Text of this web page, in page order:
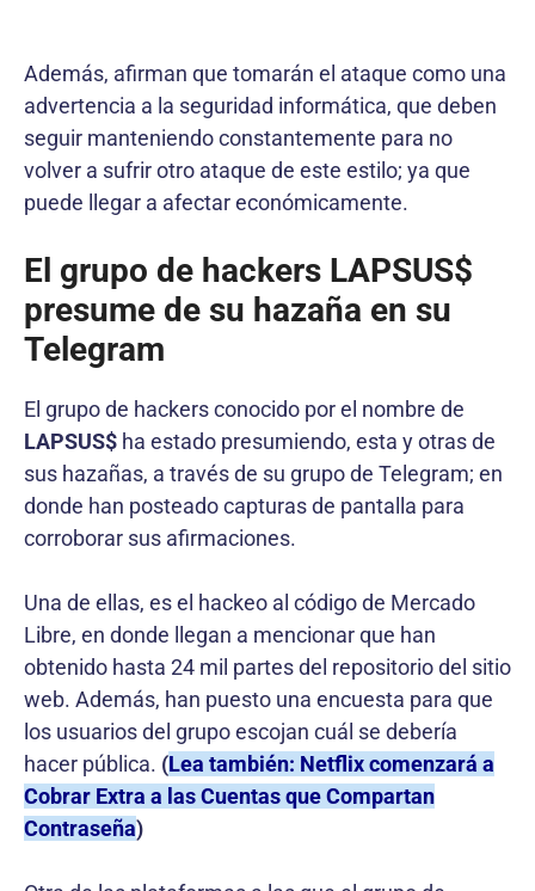
Además, afirman que tomarán el ataque como una
advertencia a la seguridad informática, que deben
seguir manteniendo constantemente para no
volver a sufrir otro ataque de este estilo; ya que
puede llegar a afectar económicamente.
El grupo de hackers LAPSUS$
presume de su hazaña en su
Telegram
El grupo de hackers conocido por el nombre de
LAPSUS$ ha estado presumiendo, esta y otras de
sus hazañas, a través de su grupo de Telegram; en
donde han posteado capturas de pantalla para
corroborar sus afirmaciones.
Una de ellas, es el hackeo al código de Mercado
Libre, en donde llegan a mencionar que han
obtenido hasta 24 mil partes del repositorio del sitio
web. Además, han puesto una encuesta para que
los usuarios del grupo escojan cuál se debería
hacer pública. (Lea también: Netflix comenzará a
Cobrar Extra a las Cuentas que Compartan
Contraseña)